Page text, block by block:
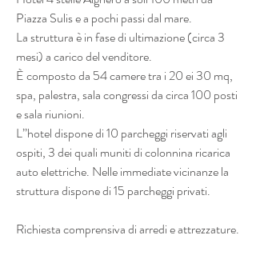
Piazza Sulis e a pochi passi dal mare.
La struttura è in fase di ultimazione (circa 3
mesi) a carico del venditore.
È composto da 54 camere tra i 20 ei 30 mq,
spa, palestra, sala congressi da circa 100 posti
e sala riunioni.
L’’hotel dispone di 10 parcheggi riservati agli
ospiti, 3 dei quali muniti di colonnina ricarica
auto elettriche. Nelle immediate vicinanze la
struttura dispone di 15 parcheggi privati.
Richiesta comprensiva di arredi e attrezzature.